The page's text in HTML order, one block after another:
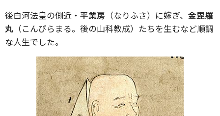
後白河法皇の側近・ 平業房 （なりふさ）に嫁ぎ、 金毘羅
丸 （こんぴらまる。後の山科教成）たちを生むなど順調
な人生でした。